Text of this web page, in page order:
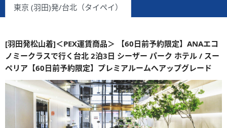
東京 (羽田)発/台北（タイペイ）
[羽田発松山着]＜PEX運賃商品＞ 【60日前予約限定】ANAエコ
ノミークラスで行く台北 2泊3日 シーザー パーク ホテル / スー
ペリア【60日前予約限定】プレミアルームへアップグレード